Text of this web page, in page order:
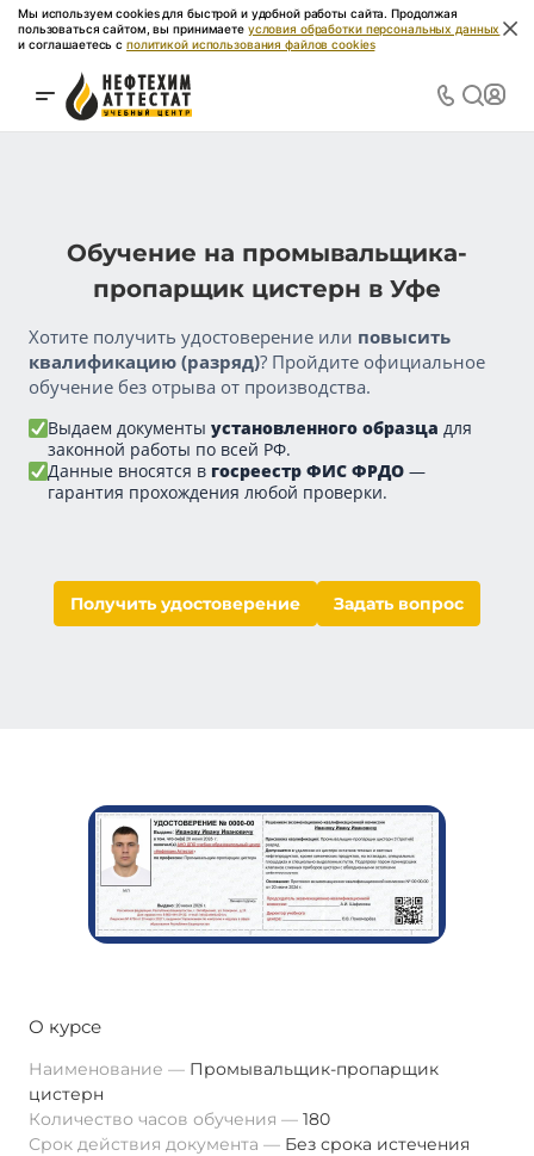
Мы используем cookies для быстрой и удобной работы сайта. Продолжая
пользоваться сайтом, вы принимаете условия обработки персональных данных
и соглашаетесь с политикой использования файлов cookies
Обучение на промывальщика-
пропарщик цистерн в Уфе
Хотите получить удостоверение или повысить
квалификацию (разряд)? Пройдите официальное
обучение без отрыва от производства.
Выдаем документы установленного образца для
законной работы по всей РФ.
Данные вносятся в госреестр ФИС ФРДО —
гарантия прохождения любой проверки.
Получить удостоверение Задать вопрос
О курсе
Наименование
Промывальщик-пропарщик
цистерн
Количество часов обучения
180
Срок действия документа
Без срока истечения